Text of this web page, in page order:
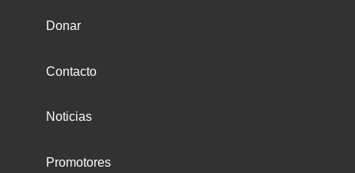
Donar
Contacto
Noticias
Promotores